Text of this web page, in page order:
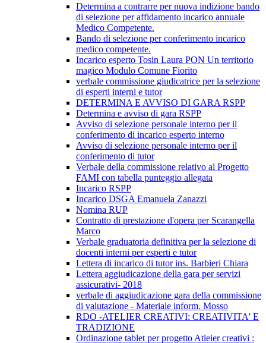
Determina a contrarre per nuova indizione bando
di selezione per affidamento incarico annuale
Medico Competente.
Bando di selezione per conferimento incarico
medico competente.
Incarico esperto Tosin Laura PON Un territorio
magico Modulo Comune Fiorito
verbale commissione giudicatrice per la selezione
di esperti interni e tutor
DETERMINA E AVVISO DI GARA RSPP
Determina e avviso di gara RSPP
Avviso di selezione personale interno per il
conferimento di incarico esperto interno
Avviso di selezione personale interno per il
conferimento di tutor
Verbale della commissione relativo al Progetto
FAMI con tabella punteggio allegata
Incarico RSPP
Incarico DSGA Emanuela Zanazzi
Nomina RUP
Contratto di prestazione d'opera per Scarangella
Marco
Verbale graduatoria definitiva per la selezione di
docenti interni per esperti e tutor
Lettera di incarico di tutor ins. Barbieri Chiara
Lettera aggiudicazione della gara per servizi
assicurativi- 2018
verbale di aggiudicazione gara della commissione
di valutazione - Materiale inform. Mosso
RDO -ATELIER CREATIVI: CREATIVITA' E
TRADIZIONE
Ordinazione tablet per progetto Atleier creativi :